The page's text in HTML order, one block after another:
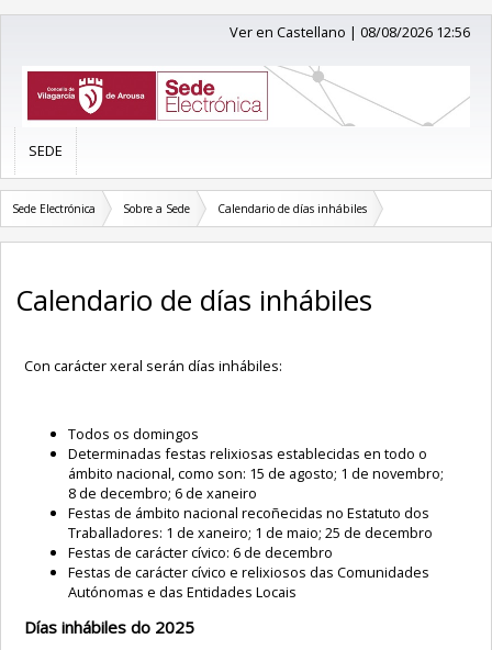
Ver en Castellano |08/08/2026 12:56
SEDE
Sede Electrónica Sobre a Sede Calendario de días inhábiles
Calendario de días inhábiles
Con carácter xeral serán días inhábiles:
Todos os domingos
Determinadas festas relixiosas establecidas en todo o
ámbito nacional, como son: 15 de agosto; 1 de novembro;
8 de decembro; 6 de xaneiro
Festas de ámbito nacional recoñecidas no Estatuto dos
Traballadores: 1 de xaneiro; 1 de maio; 25 de decembro
Festas de carácter cívico: 6 de decembro
Festas de carácter cívico e relixiosos das Comunidades
Autónomas e das Entidades Locais
Días inhábiles do 2025